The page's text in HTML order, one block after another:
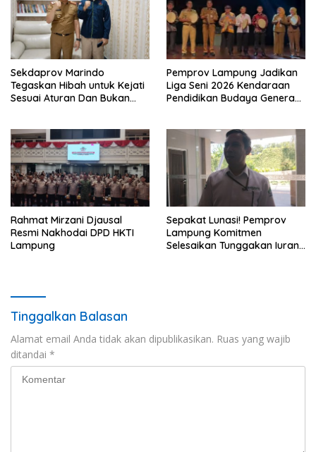
Sekdaprov Marindo
Tegaskan Hibah untuk Kejati
Sesuai Aturan Dan Bukan
Pemprov Lampung Jadikan
Liga Seni 2026 Kendaraan
Pendidikan Budaya Generasi
Rahmat Mirzani Djausal
Resmi Nakhodai DPD HKTI
Lampung
Sepakat Lunasi! Pemprov
Lampung Komitmen
Selesaikan Tunggakan Iuran
Tinggalkan Balasan
Alamat email Anda tidak akan dipublikasikan. Ruas yang wajib
ditandai *